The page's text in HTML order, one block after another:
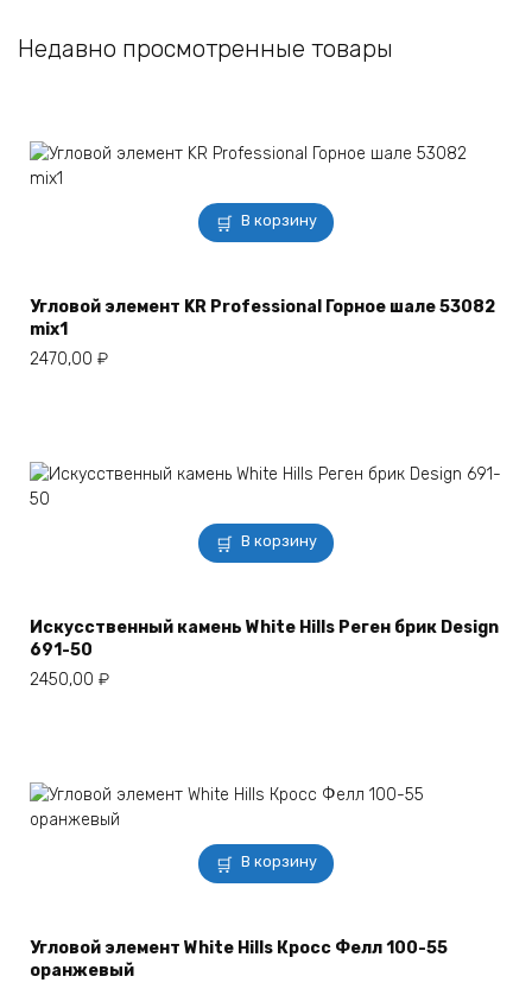
Недавно просмотренные товары
В корзину
Угловой элемент KR Professional Горное шале 53082
mix1
2470,00 ₽
В корзину
Искусственный камень White Hills Реген брик Design
691-50
2450,00 ₽
В корзину
Угловой элемент White Hills Кросс Фелл 100-55
оранжевый